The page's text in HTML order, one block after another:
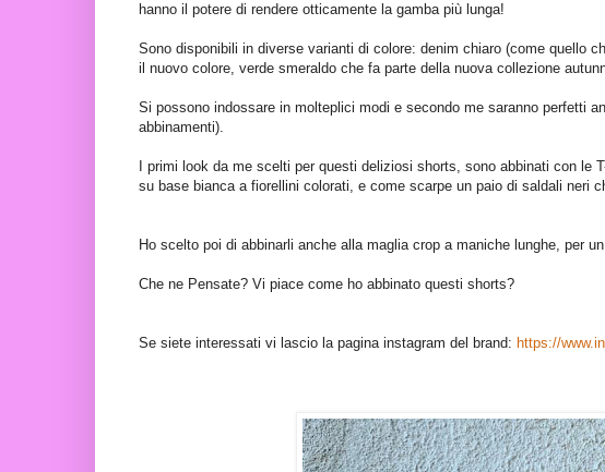
hanno il potere di rendere otticamente la gamba più lunga!
Sono disponibili in diverse varianti di colore: denim chiaro (come quello
il nuovo colore, verde smeraldo che fa parte della nuova collezione
Si possono indossare in molteplici modi e secondo me saranno perfetti
abbinamenti).
I primi look da me scelti per questi deliziosi shorts, sono abbinati con le
su base bianca a fiorellini colorati, e come scarpe un paio di saldali neri
Ho scelto poi di abbinarli anche alla maglia crop a maniche lunghe, per
Che ne Pensate? Vi piace come ho abbinato questi shorts?
Se siete interessati vi lascio la pagina instagram del brand: https://